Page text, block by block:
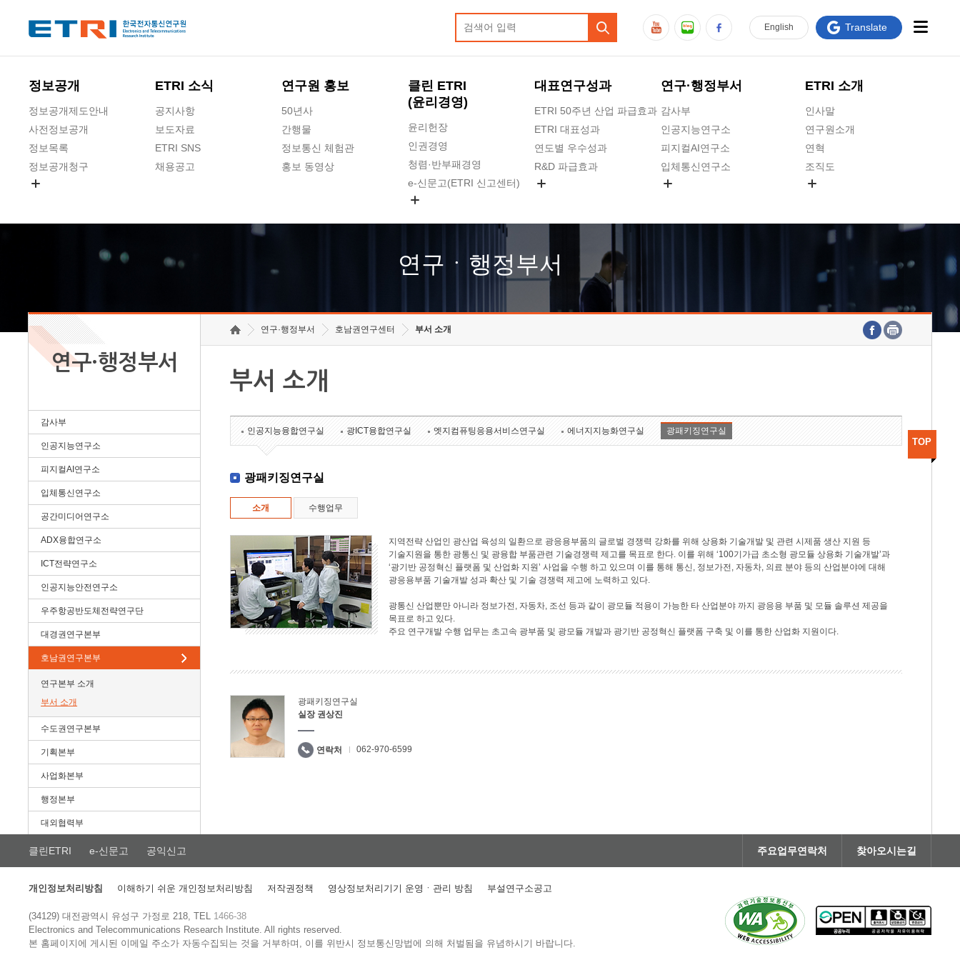
정보공개
정보공개제도안내
사전정보공개
정보목록
정보공개청구
ETRI 소식
공지사항
보도자료
ETRI SNS
채용공고
연구원 홍보
50년사
간행물
정보통신 체험관
홍보 동영상
클린 ETRI
(윤리경영)
윤리헌장
인권경영
청렴·반부패경영
e-신문고(ETRI 신고센터)
고객의소리
수의계약 현황
대표연구성과
ETRI 50주년 산업 파급효과
ETRI 대표성과
연도별 우수성과
R&D 파급효과
연구·행정부서
감사부
인공지능연구소
피지컬AI연구소
입체통신연구소
호남권연구본부
기획본부
ETRI 소개
인사말
연구원소개
연혁
조직도
연구원 고객헌장
주요업무연락처
English Translate
연구ㆍ행정부서
연구·행정부서
감사부
인공지능연구소
피지컬AI연구소
입체통신연구소
공간미디어연구소
ADX융합연구소
ICT전략연구소
인공지능안전연구소
우주항공반도체전략연구단
대경권연구본부
호남권연구본부
연구본부 소개
부서 소개
수도권연구본부
기획본부
사업화본부
행정본부
대외협력부
연구·행정부서 호남권연구센터 부서 소개
부서 소개
인공지능융합연구실 광ICT융합연구실 엣지컴퓨팅응용서비스연구실 에너지지능화연구실 광패키징연구실
광패키징연구실
소개 수행업무
지역전략 산업인 광산업 육성의 일환으로 광응용부품의 글로벌 경쟁력 강화를 위해 상용화 기술개발 및 관련 시제품 생산 지원 등
기술지원을 통한 광통신 및 광융합 부품관련 기술경쟁력 제고를 목표로 한다. 이를 위해 ‘100기가급 초소형 광모듈 상용화 기술개발’과
‘광기반 공정혁신 플랫폼 및 산업화 지원’ 사업을 수행 하고 있으며 이를 통해 통신, 정보가전, 자동차, 의료 분야 등의 산업분야에 대해
광응용부품 기술개발 성과 확산 및 기술 경쟁력 제고에 노력하고 있다.
광통신 산업뿐만 아니라 정보가전, 자동차, 조선 등과 같이 광모듈 적용이 가능한 타 산업분야 까지 광응용 부품 및 모듈 솔루션 제공을
목표로 하고 있다.
주요 연구개발 수행 업무는 초고속 광부품 및 광모듈 개발과 광기반 공정혁신 플랫폼 구축 및 이를 통한 산업화 지원이다.
광패키징연구실
실장 권상진
연락처 062-970-6599
TOP
클린ETRI e-신문고 공익신고 주요업무연락처 찾아오시는길
개인정보처리방침 이해하기 쉬운 개인정보처리방침 저작권정책 영상정보처리기기 운영ㆍ관리 방침 부설연구소공고
(34129) 대전광역시 유성구 가정로 218, TEL 1466-38
Electronics and Telecommunications Research Institute.All rights reserved.
본 홈페이지에 게시된 이메일 주소가 자동수집되는 것을 거부하며, 이를 위반시 정보통신망법에 의해 처벌됨을 유념하시기 바랍니다.